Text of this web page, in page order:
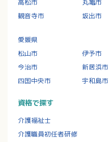
高松市
丸亀市
観音寺市
坂出市
愛媛県
松山市
伊予市
今治市
新居浜市
四国中央市
宇和島市
資格で探す
介護福祉士
介護職員初任者研修